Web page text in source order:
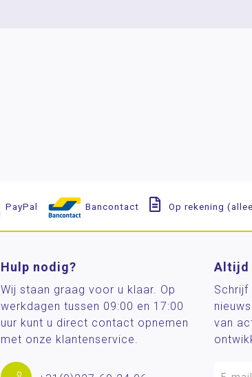
PayPal Bancontact Op rekening
Hulp nodig?
Wij staan graag voor u klaar. Op
werkdagen tussen 09:00 en 17:00
uur kunt u direct contact opnemen
met onze klantenservice.
Altijd
Schrijf
van